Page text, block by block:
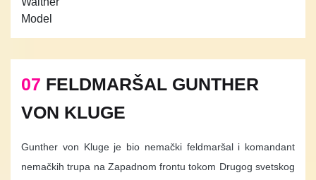
Model
07 FELDMARŠAL GUNTHER
VON KLUGE
Gunther von Kluge je bio nemački feldmaršal i komandant
nemačkih trupa na Zapadnom frontu tokom Drugog svetskog